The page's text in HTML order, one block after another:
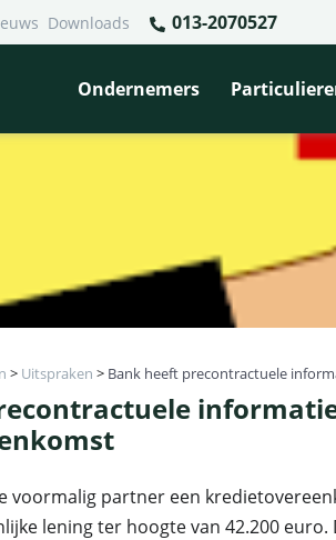
Downloads 013-2070527
Ondernemers
> Uitspraken > Bank heeft precontractuele
voormalig partner een
lening ter hoogte van 42.200